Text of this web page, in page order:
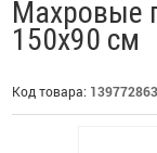
Махровые
150х90 см
Код товара: 139772863